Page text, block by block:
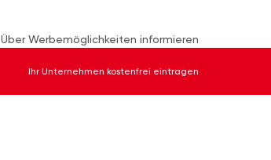
Über Werbemöglichkeiten informieren
Ihr Unternehmen kostenfrei eintragen